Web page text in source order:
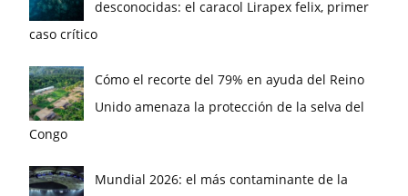
desconocidas: el caracol Lirapex felix, primer
caso crítico
Cómo el recorte del 79% en ayuda del Reino
Unido amenaza la protección de la selva del
Congo
Mundial 2026: el más contaminante de la